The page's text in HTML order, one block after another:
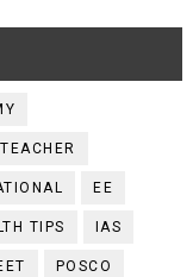
EE
TIPS IAS
POSCO